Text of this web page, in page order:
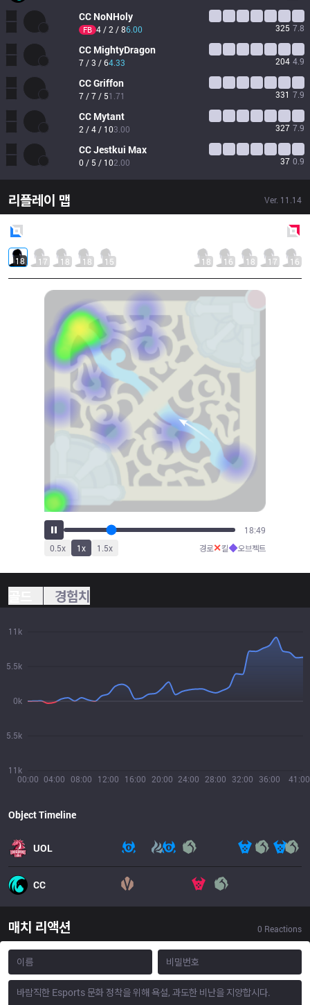
CC NoNHoly
FB 4 / 2 / 86.00 325 7.8
CC MightyDragon
7 / 3 / 64.33 204 4.9
CCGriffon
7 / 7 / 51.71 331 7.9
CC Mytant
2 / 4 / 103.00 327 7.9
CCJestkui Max
0 / 5 / 102.00 37 0.9
리플레이 맵 Ver. 11.14
18 17 18 18 15 18 16 18 17 16
21:51
0.5x 1x 1.5x 경로✕킬◆오브젝트
경험치
00:00 04:00 08:00 12:00 16:00 20:00 24:00 28:00 32:00 36:00 41:00
11k
5.5k
0k
5.5k
11k
Object Timeline
UOL
CC
매치 리액션 0 Reactions